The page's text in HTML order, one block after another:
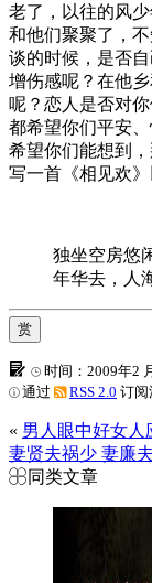
老了，以往的风
和他们聚聚了，
谈的时候，是否
增伤感呢？在他
呢？恋人是否对
都希望你们平安
希望你们能想到
写一首《相见欢》
独坐空房悠
年华去，人
赏
时间：2009年2
通过
RSS 2.0 订阅
« 男人眼中好女人
妻贤夫祸少 妻廉
同类文章